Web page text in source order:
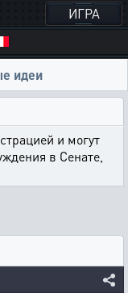
ИГРА
идеи
и могут
в Сенате,